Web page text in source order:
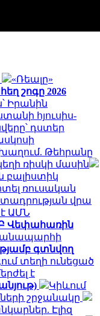
«Ռեալը»
շոգը 2026
Իրանին
հյուսիս-
դստեր
Թեհրանը
ռիսկի մասին
բալիստիկ
ռուսական
վրա
ԱՄՆ
Վեփահառին
ճանապարհի
գտնվող
տեղի ունեցած
է
Կիևում
շրջանակը
Էլիզ